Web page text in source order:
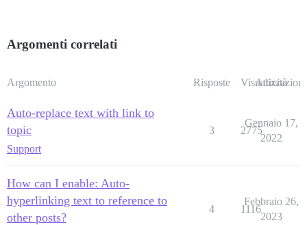
Argomenti correlati
Argomento Risposte Visualizzazioni
Attività
Auto-replace text with link to
topic
Support
3 2775
Gennaio 17,
2022
How can I enable: Auto-
hyperlinking text to reference to
other posts?
4 1116
Febbraio 26,
2023